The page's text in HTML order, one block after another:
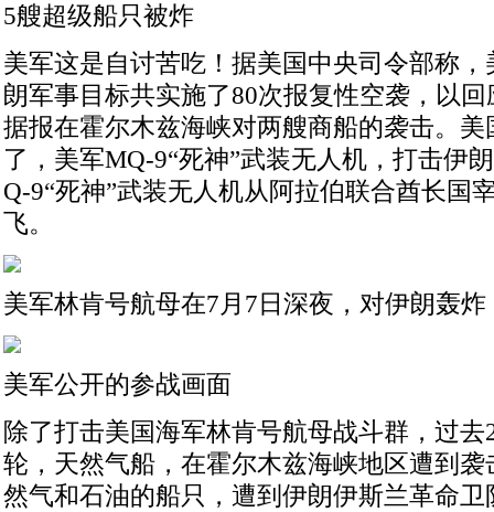
5艘超级船只被炸
美军这是自讨苦吃！据美国中央司令部称
朗军事目标共实施了80次报复性空袭，以
据报在霍尔木兹海峡对两艘商船的袭击。
了，美军MQ-9“死神”武装无人机，打击伊
Q-9“死神”武装无人机从阿拉伯联合酋长国
飞。
美军林肯号航母在7月7日深夜，对伊朗轰炸
美军公开的参战画面
除了打击美国海军林肯号航母战斗群，过
轮，天然气船，在霍尔木兹海峡地区遭到
然气和石油的船只，遭到伊朗伊斯兰革命